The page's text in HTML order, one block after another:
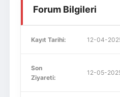
Forum Bilgileri
Kayıt Tarihi: 12-04-
Son
Ziyareti:
12-05-